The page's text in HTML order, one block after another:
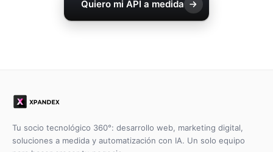
Quiero mi API a medida
Tu socio tecnológico 360°: desarrollo web, marketing digital,
soluciones a medida y automatización con IA. Un solo equipo